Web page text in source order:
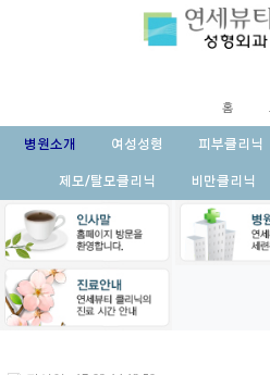
홈
병원소개 여성성형 피부클리닉
제모/탈모클리닉 비만클리닉